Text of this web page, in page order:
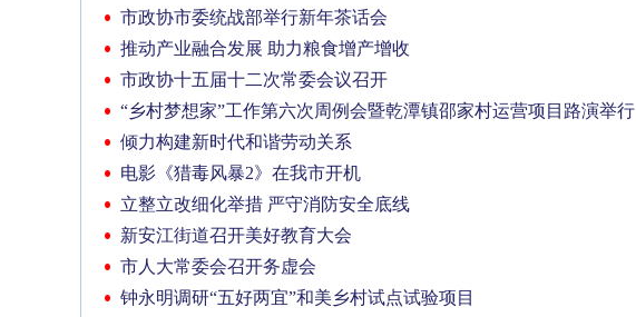
召开
市政协市委统战部举行新年茶话会
推动产业融合发展 助力粮食增产增收
市政协十五届十二次常委会议召开
“乡村梦想家”工作第六次周例会暨乾潭镇邵家村运营项目路演举行
倾力构建新时代和谐劳动关系
电影《猎毒风暴2》在我市开机
立整立改细化举措 严守消防安全底线
新安江街道召开美好教育大会
市人大常委会召开务虚会
钟永明调研“五好两宜”和美乡村试点试验项目